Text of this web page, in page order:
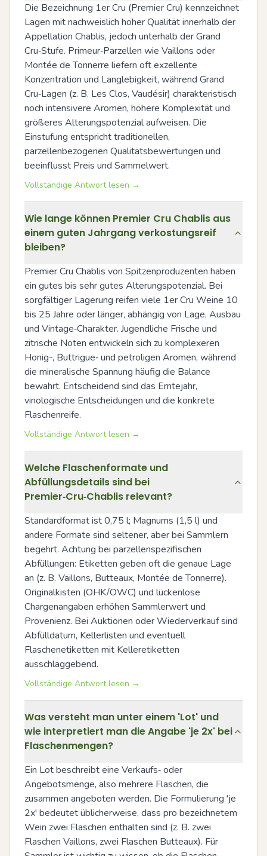
Die Bezeichnung 1er Cru (Premier Cru) kennzeichnet
Lagen mit nachweislich hoher Qualität innerhalb der
Appellation Chablis, jedoch unterhalb der Grand
Cru‑Stufe. Primeur‑Parzellen wie Vaillons oder
Montée de Tonnerre liefern oft exzellente
Konzentration und Langlebigkeit, während Grand
Cru‑Lagen (z. B. Les Clos, Vaudésir) charakteristisch
noch intensivere Aromen, höhere Komplexität und
größeres Alterungspotenzial aufweisen. Die
Einstufung entspricht traditionellen,
parzellenbezogenen Qualitätsbewertungen und
beeinflusst Preis und Sammelwert.
Vollständige Antwort lesen →
Wie lange können Premier Cru Chablis aus
einem guten Jahrgang verkostungsreif
bleiben?
Premier Cru Chablis von Spitzenproduzenten haben
ein gutes bis sehr gutes Alterungspotenzial. Bei
sorgfältiger Lagerung reifen viele 1er Cru Weine 10
bis 25 Jahre oder länger, abhängig von Lage, Ausbau
und Vintage‑Charakter. Jugendliche Frische und
zitrische Noten entwickeln sich zu komplexeren
Honig-, Buttrigue‑ und petroligen Aromen, während
die mineralische Spannung häufig die Balance
bewahrt. Entscheidend sind das Erntejahr,
vinologische Entscheidungen und die konkrete
Flaschenreife.
Vollständige Antwort lesen →
Welche Flaschenformate und
Abfüllungsdetails sind bei
Premier‑Cru‑Chablis relevant?
Standardformat ist 0,75 l; Magnums (1,5 l) und
andere Formate sind seltener, aber bei Sammlern
begehrt. Achtung bei parzellenspezifischen
Abfüllungen: Etiketten geben oft die genaue Lage
an (z. B. Vaillons, Butteaux, Montée de Tonnerre).
Originalkisten (OHK/OWC) und lückenlose
Chargenangaben erhöhen Sammlerwert und
Provenienz. Bei Auktionen oder Wiederverkauf sind
Abfülldatum, Kellerlisten und eventuell
Flaschenetiketten mit Kelleretiketten
ausschlaggebend.
Vollständige Antwort lesen →
Was versteht man unter einem 'Lot' und
wie interpretiert man die Angabe 'je 2x' bei
Flaschenmengen?
Ein Lot beschreibt eine Verkaufs‑ oder
Angebotsmenge, also mehrere Flaschen, die
zusammen angeboten werden. Die Formulierung 'je
2x' bedeutet üblicherweise, dass pro bezeichnetem
Wein zwei Flaschen enthalten sind (z. B. zwei
Flaschen Vaillons, zwei Flaschen Butteaux). Für